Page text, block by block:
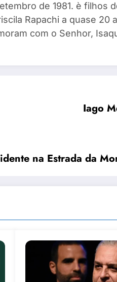
de 1981. è filhos
Rapachi a quase
com o Senhor,
Iago
na Estrada da